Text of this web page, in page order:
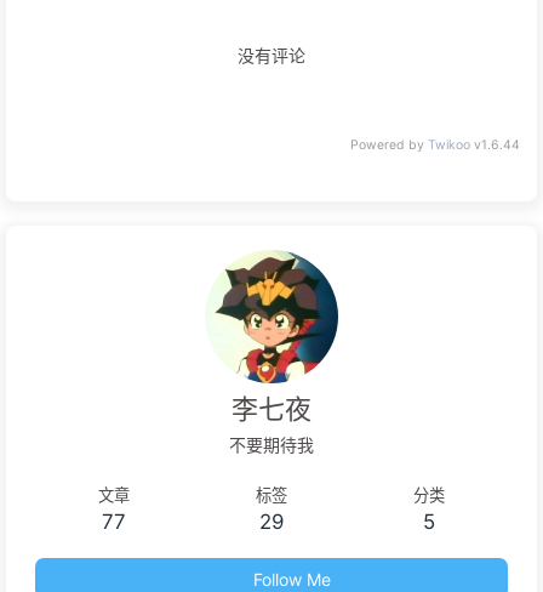
没有评论
Powered by Twikoo v1.6.44
李七夜
不要期待我
文章
77
标签
29
分类
5
Follow Me